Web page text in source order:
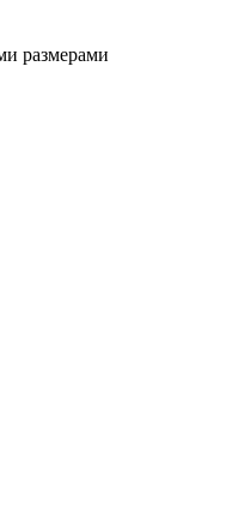
размерами